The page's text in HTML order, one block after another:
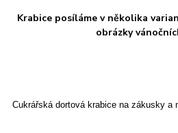
Krabice posíláme v několika
obrázky
Cukrářská dortová krabice na zákusky a